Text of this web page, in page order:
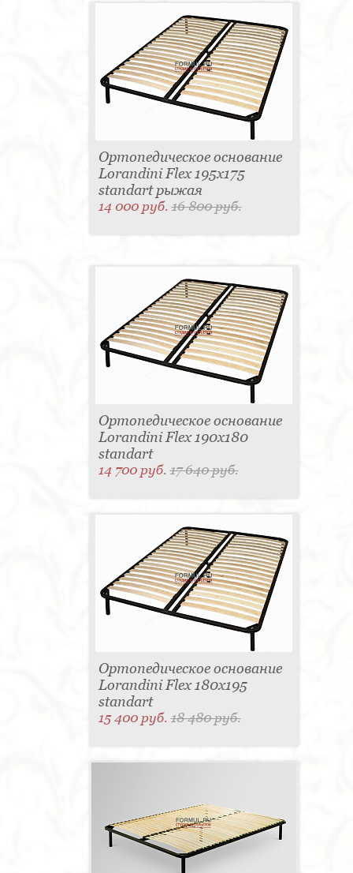
Ортопедическое основание
Lorandini Flex 195x175
standart рыжая
14 000 руб.16 800 руб.
Ортопедическое основание
Lorandini Flex 190x180
standart
14 700 руб.17 640 руб.
Ортопедическое основание
Lorandini Flex 180x195
standart
15 400 руб.18 480 руб.